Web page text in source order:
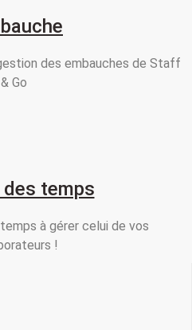
des embauches de Staff
& Go
temps
à gérer celui de vos
!